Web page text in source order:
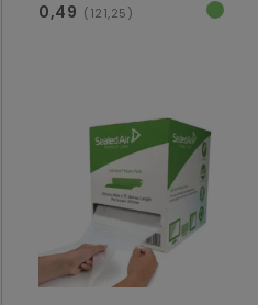
0,49 (121,25)